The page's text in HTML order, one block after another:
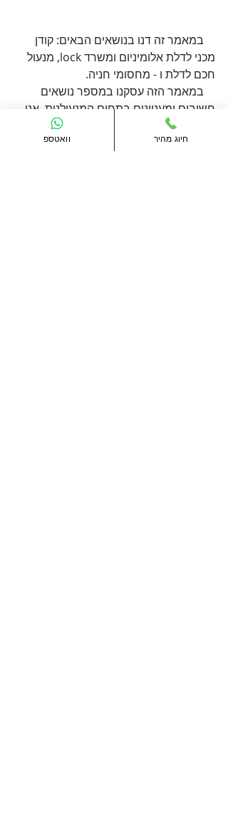
    במאמר זה דנו בנושאים הבאים: קודן
מכני לדלת אלומיניום ומשרד lock, מנעול
    במאמר הזה עסקנו במספר נושאים
חשובים ומעניינים בתחום המנעולנות. אנו
אוהבים לסקור סוגי מנעולים וכיצד ניתן
להגן על עצמך מפני פריצות. נספר לכם
וואטספ חיוג מהיר